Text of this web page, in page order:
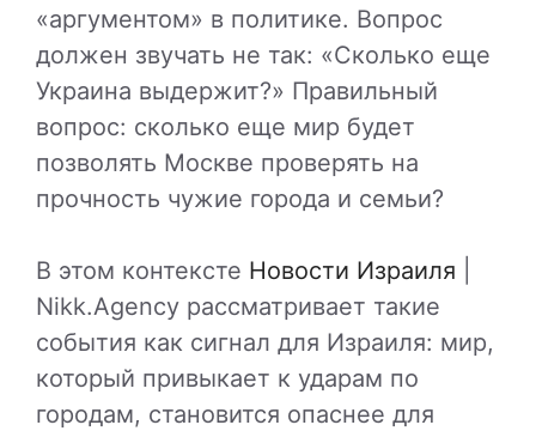
«аргументом» в политике. Вопрос
должен звучать не так: «Сколько еще
Украина выдержит?» Правильный
вопрос: сколько еще мир будет
позволять Москве проверять на
прочность чужие города и семьи?
В этом контексте Новости Израиля
Nikk.Agency рассматривает такие
события как сигнал для Израиля: мир,
который привыкает к ударам по
городам, становится опаснее для